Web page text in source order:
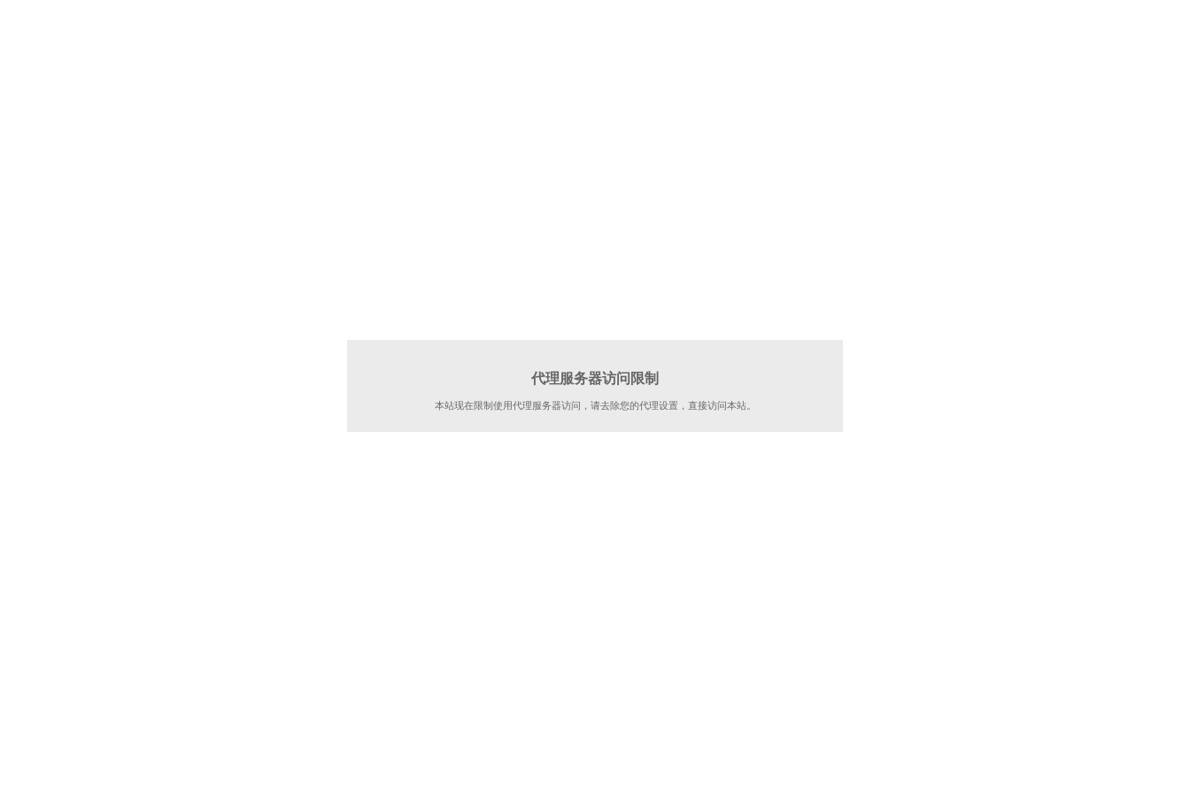
代理服务器访问限制
本站现在限制使用代理服务器访问，请去除您的代理设置，直接访问本站。